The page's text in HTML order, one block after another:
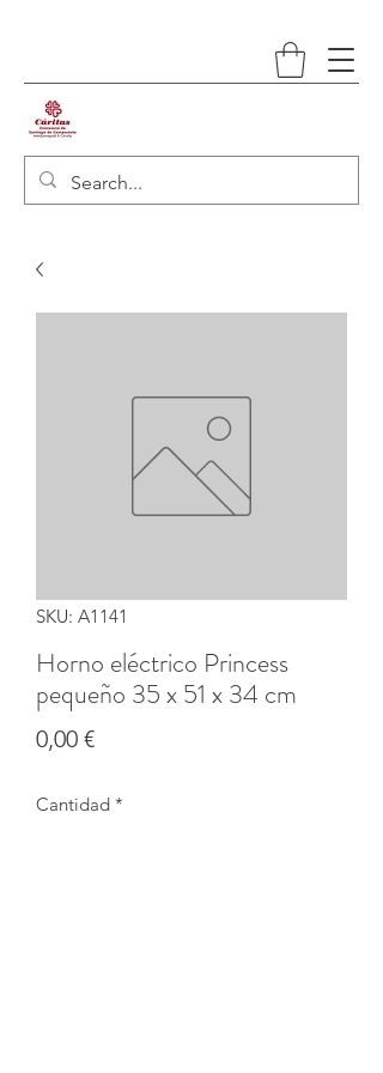
SKU: A1141
Horno eléctrico Princess
pequeño 35 x 51 x 34 cm
0,00 €Precio
Cantidad *